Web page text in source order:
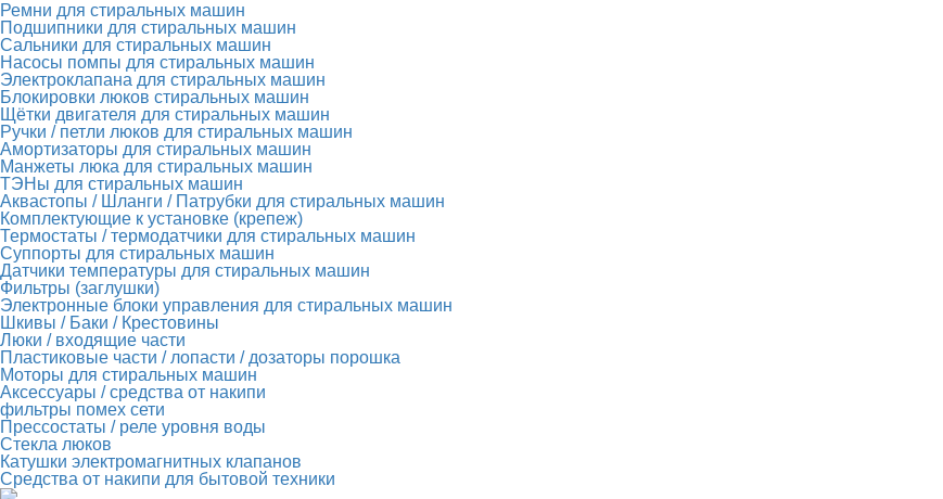
Ремни для стиральных машин
Подшипники для стиральных машин
Сальники для стиральных машин
Насосы помпы для стиральных машин
Электроклапана для стиральных машин
Блокировки люков стиральных машин
Щётки двигателя для стиральных машин
Ручки / петли люков для стиральных машин
Амортизаторы для стиральных машин
Манжеты люка для стиральных машин
ТЭНы для стиральных машин
Аквастопы / Шланги / Патрубки для стиральных машин
Комплектующие к установке (крепеж)
Термостаты / термодатчики для стиральных машин
Суппорты для стиральных машин
Датчики температуры для стиральных машин
Фильтры (заглушки)
Электронные блоки управления для стиральных машин
Шкивы / Баки / Крестовины
Люки / входящие части
Пластиковые части / лопасти / дозаторы порошка
Моторы для стиральных машин
Аксессуары / средства от накипи
фильтры помех сети
Прессостаты / реле уровня воды
Стекла люков
Катушки электромагнитных клапанов
Средства от накипи для бытовой техники